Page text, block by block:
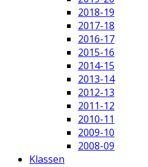
2018-19
2017-18
2016-17
2015-16
2014-15
2013-14
2012-13
2011-12
2010-11
2009-10
2008-09
Klassen